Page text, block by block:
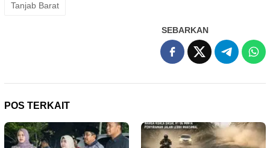
Tanjab Barat
SEBARKAN
POS TERKAIT